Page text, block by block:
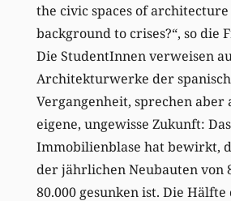
the civic spaces of
background to crises?“, so die
Die StudentInnen verweisen
Architekturwerke der
Vergangenheit, sprechen aber
eigene, ungewisse Zukunft:
Immobilienblase hat bewirkt,
der jährlichen Neubauten von
80.000 gesunken ist. Die Hälfte